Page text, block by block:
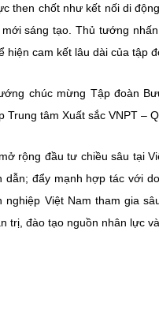
then chốt như kết nối di
sáng tạo. Thủ tướng
cam kết lâu dài của tập
chúc mừng Tập đoàn
tâm Xuất sắc VNPT –
rộng đầu tư chiều sâu tại
đẩy mạnh hợp tác với
Việt Nam tham gia
trị, đào tạo nguồn nhân lực